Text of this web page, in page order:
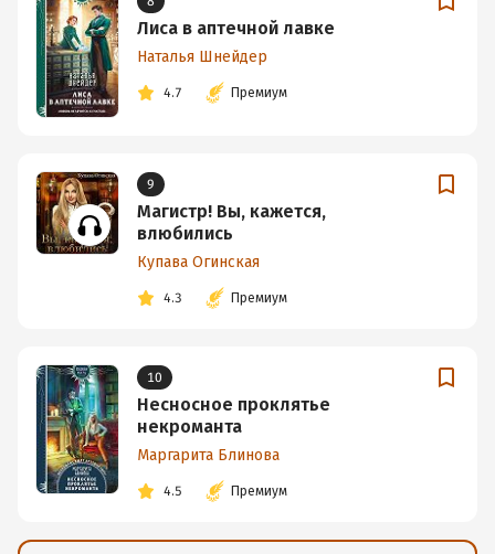
Лиса в аптечной лавке
Наталья Шнейдер
4.7 Премиум
9
Магистр! Вы, кажется,
влюбились
Купава Огинская
4.3 Премиум
10
Несносное проклятье
некроманта
Маргарита Блинова
4.5 Премиум